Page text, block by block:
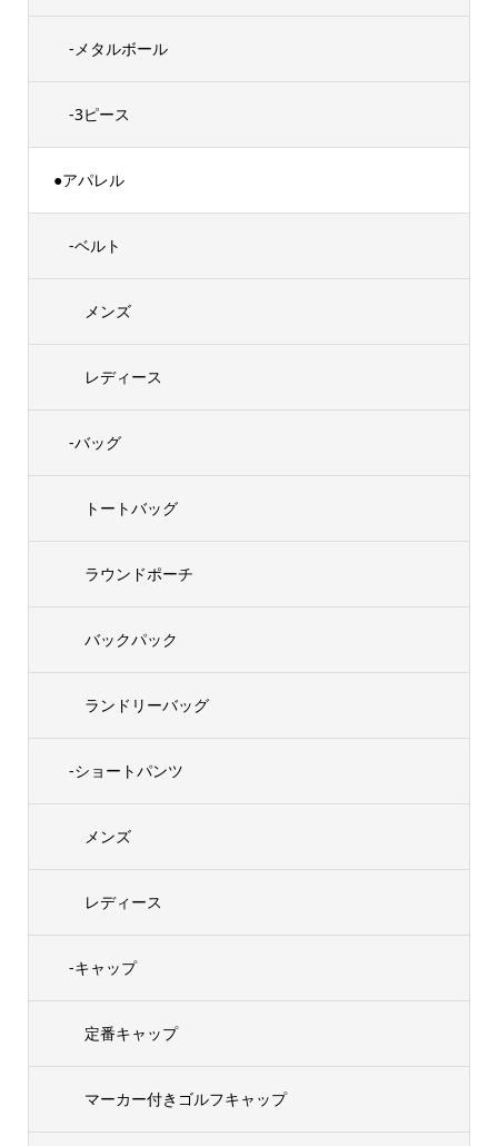
-メタルボール
-3ピース
●アパレル
-ベルト
メンズ
レディース
-バッグ
トートバッグ
ラウンドポーチ
バックパック
ランドリーバッグ
-ショートパンツ
メンズ
レディース
-キャップ
定番キャップ
マーカー付きゴルフキャップ